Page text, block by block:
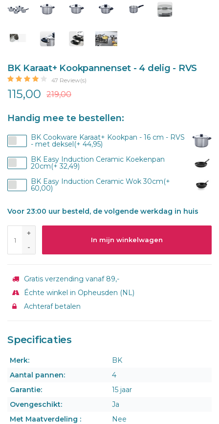
BK Karaat+ Kookpannenset - 4 delig - RVS
47 Review(s)
115,00 219,00
Handig mee te bestellen:
BK Cookware Karaat+ Kookpan - 16 cm - RVS
- met deksel(+ 44,95)
BK Easy Induction Ceramic Koekenpan
20cm(+ 32,49)
BK Easy Induction Ceramic Wok 30cm(+
60,00)
Voor 23:00 uur besteld, de volgende werkdag in huis
+
-
In mijn winkelwagen
Gratis verzending vanaf 89,-
Échte winkel in Opheusden (NL)
Achteraf betalen
Specificaties
Merk:
BK
Aantal pannen:
4
Garantie:
15 jaar
Ovengeschikt:
Ja
Met Maatverdeling :
Nee